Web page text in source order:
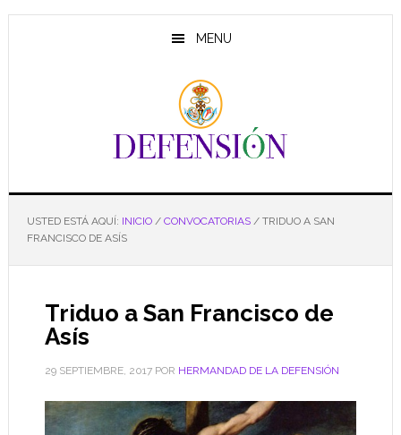
Saltar
Saltar
Saltar
MENU
USTED ESTÁ AQUÍ: INICIO / CONVOCATORIAS /TRIDUO A SAN
FRANCISCO DE ASÍS
Triduo a San Francisco de
Asís
29 SEPTIEMBRE, 2017POR HERMANDAD DE LA DEFENSIÓN